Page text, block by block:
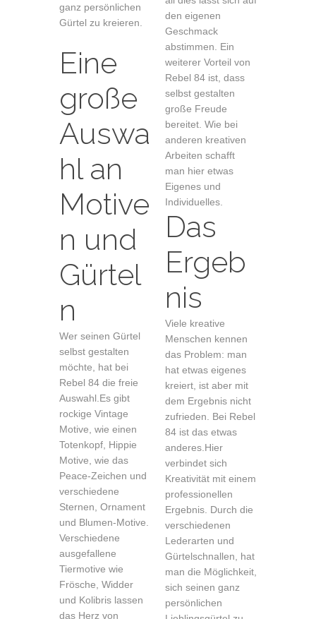
ganz persönlichen
Gürtel zu kreieren.
Eine
große
Auswa
hl an
Motive
n und
Gürtel
n
Wer seinen Gürtel
selbst gestalten
möchte, hat bei
Rebel 84 die freie
Auswahl.Es gibt
rockige Vintage
Motive, wie einen
Totenkopf, Hippie
Motive, wie das
Peace-Zeichen und
verschiedene
Sternen, Ornament
und Blumen-Motive.
Verschiedene
ausgefallene
Tiermotive wie
Frösche, Widder
und Kolibris lassen
das Herz von
den eigenen
Geschmack
abstimmen. Ein
weiterer Vorteil von
Rebel 84 ist, dass
selbst gestalten
große Freude
bereitet. Wie bei
anderen kreativen
Arbeiten schafft
man hier etwas
Eigenes und
Individuelles.
Das
Ergeb
nis
Viele kreative
Menschen kennen
das Problem: man
hat etwas eigenes
kreiert, ist aber mit
dem Ergebnis nicht
zufrieden. Bei Rebel
84 ist das etwas
anderes.Hier
verbindet sich
Kreativität mit einem
professionellen
Ergebnis. Durch die
verschiedenen
Lederarten und
Gürtelschnallen, hat
man die Möglichkeit,
sich seinen ganz
persönlichen